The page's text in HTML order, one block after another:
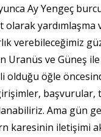
Ay Yengeç
olarak yardımlaşma
verebileceğimiz
Uranüs ve Güneş
olduğu öğle
başvurular,
Ama gün
karesinin iletişimi